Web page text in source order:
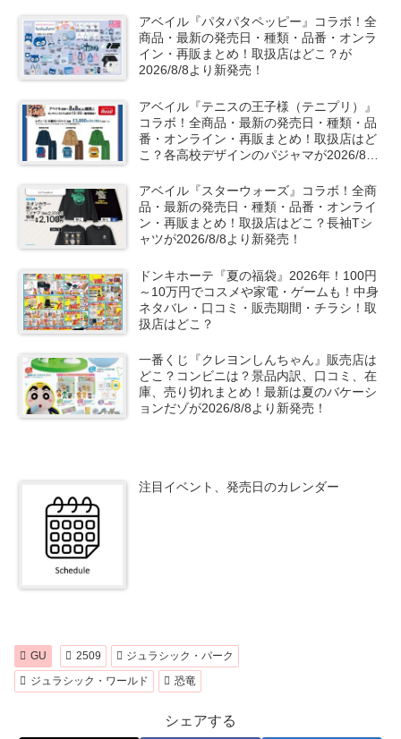
アベイル『パタパタペッピー』コラボ！全
商品・最新の発売日・種類・品番・オンラ
イン・再販まとめ！取扱店はどこ？が
2026/8/8より新発売！
アベイル『テニスの王子様（テニプリ）』
コラボ！全商品・最新の発売日・種類・品
番・オンライン・再販まとめ！取扱店はど
こ？各高校デザインのパジャマが2026/8/8
アベイル『スターウォーズ』コラボ！全商
品・最新の発売日・種類・品番・オンライ
ン・再販まとめ！取扱店はどこ？長袖Tシ
ャツが2026/8/8より新発売！
ドンキホーテ『夏の福袋』2026年！100円
～10万円でコスメや家電・ゲームも！中身
ネタバレ・口コミ・販売期間・チラシ！取
扱店はどこ？
一番くじ『クレヨンしんちゃん』販売店は
どこ？コンビニは？景品内訳、口コミ、在
庫、売り切れまとめ！最新は夏のバケーシ
ョンだゾが2026/8/8より新発売！
注目イベント、発売日のカレンダー
GU 2509
ジュラシック・パーク
ジュラシック・ワールド
恐竜
シェアする